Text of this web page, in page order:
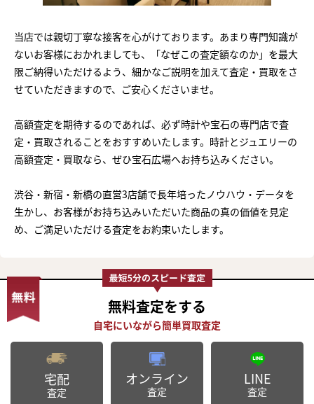
当店では親切丁寧な接客を心がけております。あまり専門知識が
ないお客様におかれましても、「なぜこの査定額なのか」を最大
限ご納得いただけるよう、細かなご説明を加えて査定・買取をさ
せていただきますので、ご安心くださいませ。
高額査定を期待するのであれば、必ず時計や宝石の専門店で査
定・買取されることをおすすめいたします。時計とジュエリーの
高額査定・買取なら、ぜひ宝石広場へお持ち込みください。
渋谷・新宿・新橋の直営3店舗で長年培ったノウハウ・データを
生かし、お客様がお持ち込みいただいた商品の真の価値を見定
め、ご満足いただける査定をお約束いたします。
無料査定をする
宅配
査定
オンライン
査定
LINE
査定